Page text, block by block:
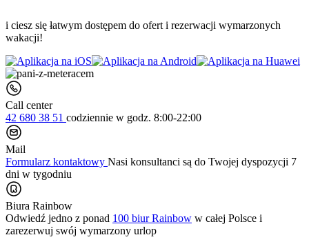
i ciesz się łatwym dostępem do ofert i rezerwacji wymarzonych
wakacji!
Call center
42 680 38 51 codziennie w godz. 8:00-22:00
Mail
Formularz kontaktowy Nasi konsultanci są do Twojej dyspozycji 7
dni w tygodniu
Biura Rainbow
Odwiedź jedno z ponad 100 biur Rainbow w całej Polsce i
zarezerwuj swój wymarzony urlop